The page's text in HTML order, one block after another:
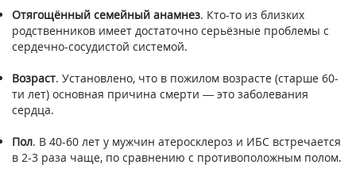
Отягощённый семейный анамнез. Кто-то из близких
родственников имеет достаточно серьёзные проблемы с
сердечно-сосудистой системой.
Возраст. Установлено, что в пожилом возрасте (старше 60-
ти лет) основная причина смерти — это заболевания
сердца.
Пол. В 40-60 лет у мужчин атеросклероз и ИБС встречается
в 2-3 раза чаще, по сравнению с противоположным полом.